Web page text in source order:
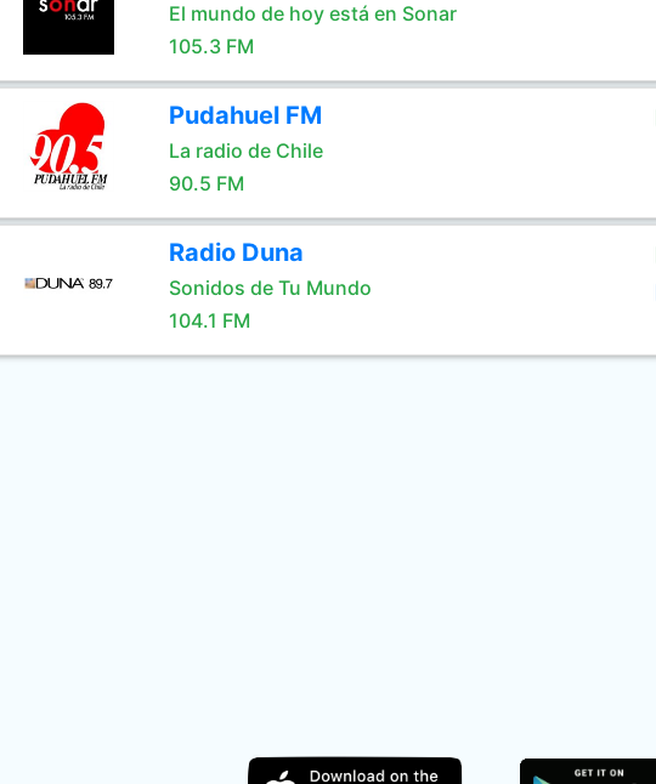
El mundo de hoy está en Sonar
105.3 FM
Pudahuel FM
La radio de Chile
90.5 FM
Radio Duna
Sonidos de Tu Mundo
104.1 FM